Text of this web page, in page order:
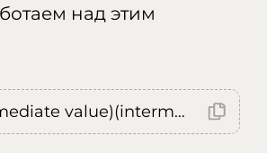
над этим
Error: (intermediate value)(intermediate value)(intermediate value).replaceAll is not a function